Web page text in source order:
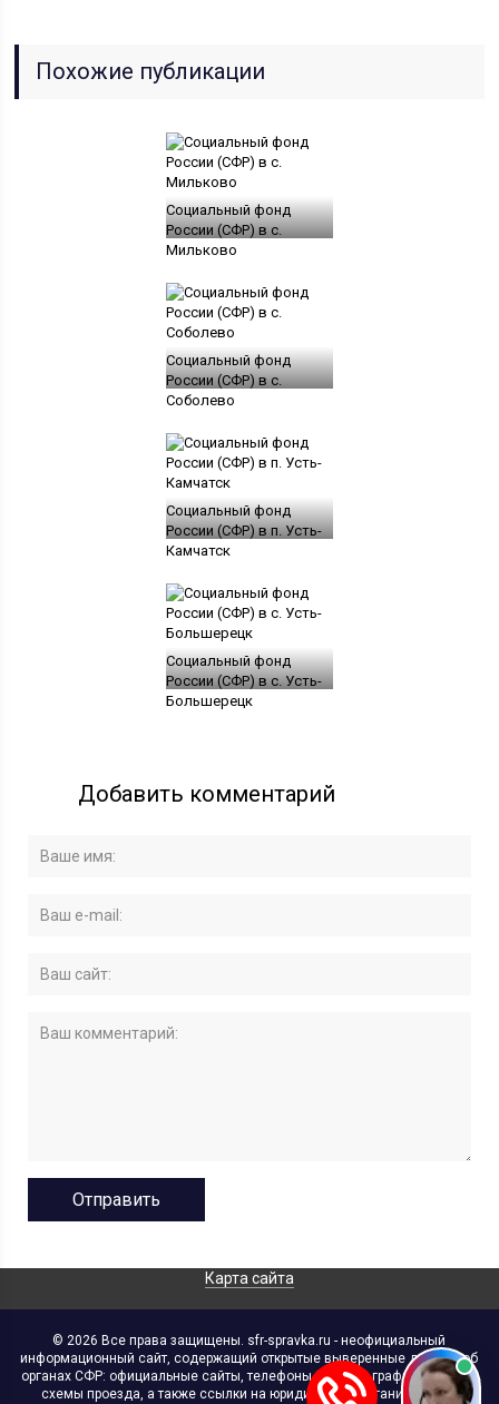
Похожие публикации
Социальный фонд
России (СФР) в с.
Мильково
Социальный фонд
России (СФР) в с.
Соболево
Социальный фонд
России (СФР) в п. Усть-
Камчатск
Социальный фонд
России (СФР) в с. Усть-
Большерецк
Добавить комментарий
Карта сайта
© 2026 Все права защищены. sfr-spravka.ru - неофициальный
информационный сайт, содержащий открытые выверенные данные об
органах СФР: официальные сайты, телефоны, адреса, графики работы,
схемы проезда, а также ссылки на юридические организации. В